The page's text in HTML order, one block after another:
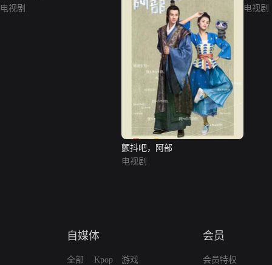
电视剧
颤抖吧，阿部
电视剧
电视剧
自媒体
全部
Kpop
游戏
会员
会员特权